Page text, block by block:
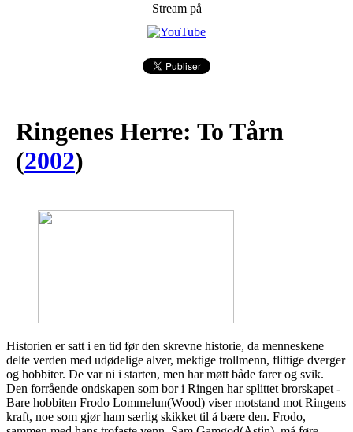
Stream på
Ringenes Herre: To Tårn
(2002)
Historien er satt i en tid før den skrevne historie, da menneskene
delte verden med udødelige alver, mektige trollmenn, flittige dverger
og hobbiter. De var ni i starten, men har møtt både farer og svik.
Den forrående ondskapen som bor i Ringen har splittet brorskapet -
Bare hobbiten Frodo Lommelun(Wood) viser motstand mot Ringens
kraft, noe som gjør ham særlig skikket til å bære den. Frodo,